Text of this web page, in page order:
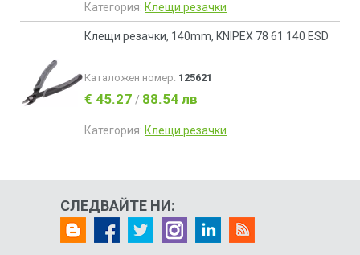
Категория: Клещи резачки
Клещи резачки, 140mm, KNIPEX 78 61 140 ESD
Каталожен номер: 125621
€ 45.27 / 88.54 лв
Категория: Клещи резачки
СЛЕДВАЙТЕ НИ: